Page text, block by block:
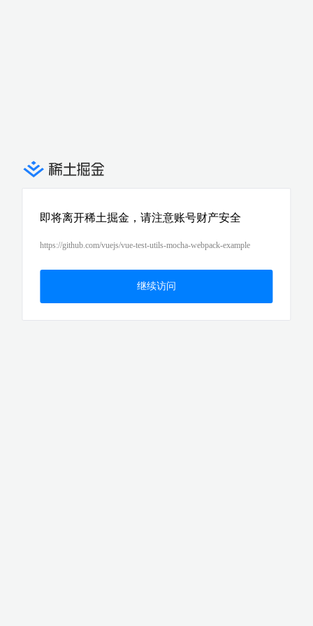
即将离开稀土掘金，请注意账号财产安全
https://github.com/vuejs/vue-test-utils-mocha-webpack-example
继续访问